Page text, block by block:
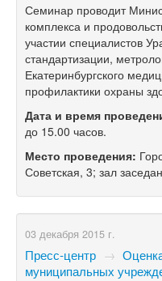
Семинар проводит
комплекса и
участии специалистов
стандартизации,
Екатеринбургского
профилактики охраны
Дата и время
до 15.00 часов.
Место проведения:
Советская, 3; зал
03 декабря 2015 г.
Пресс-центр →
муниципальных